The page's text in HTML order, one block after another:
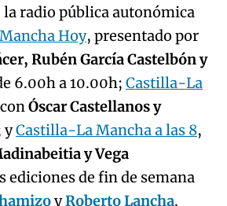
radio pública autonómica
Hoy, presentado por
Rubén García Castelbón y
6.00h a 10.00h; Castilla-La
Óscar Castellanos y
yCastilla-La Mancha a las 8,
y Vega
ediciones de fin de semana
yRoberto Lancha.